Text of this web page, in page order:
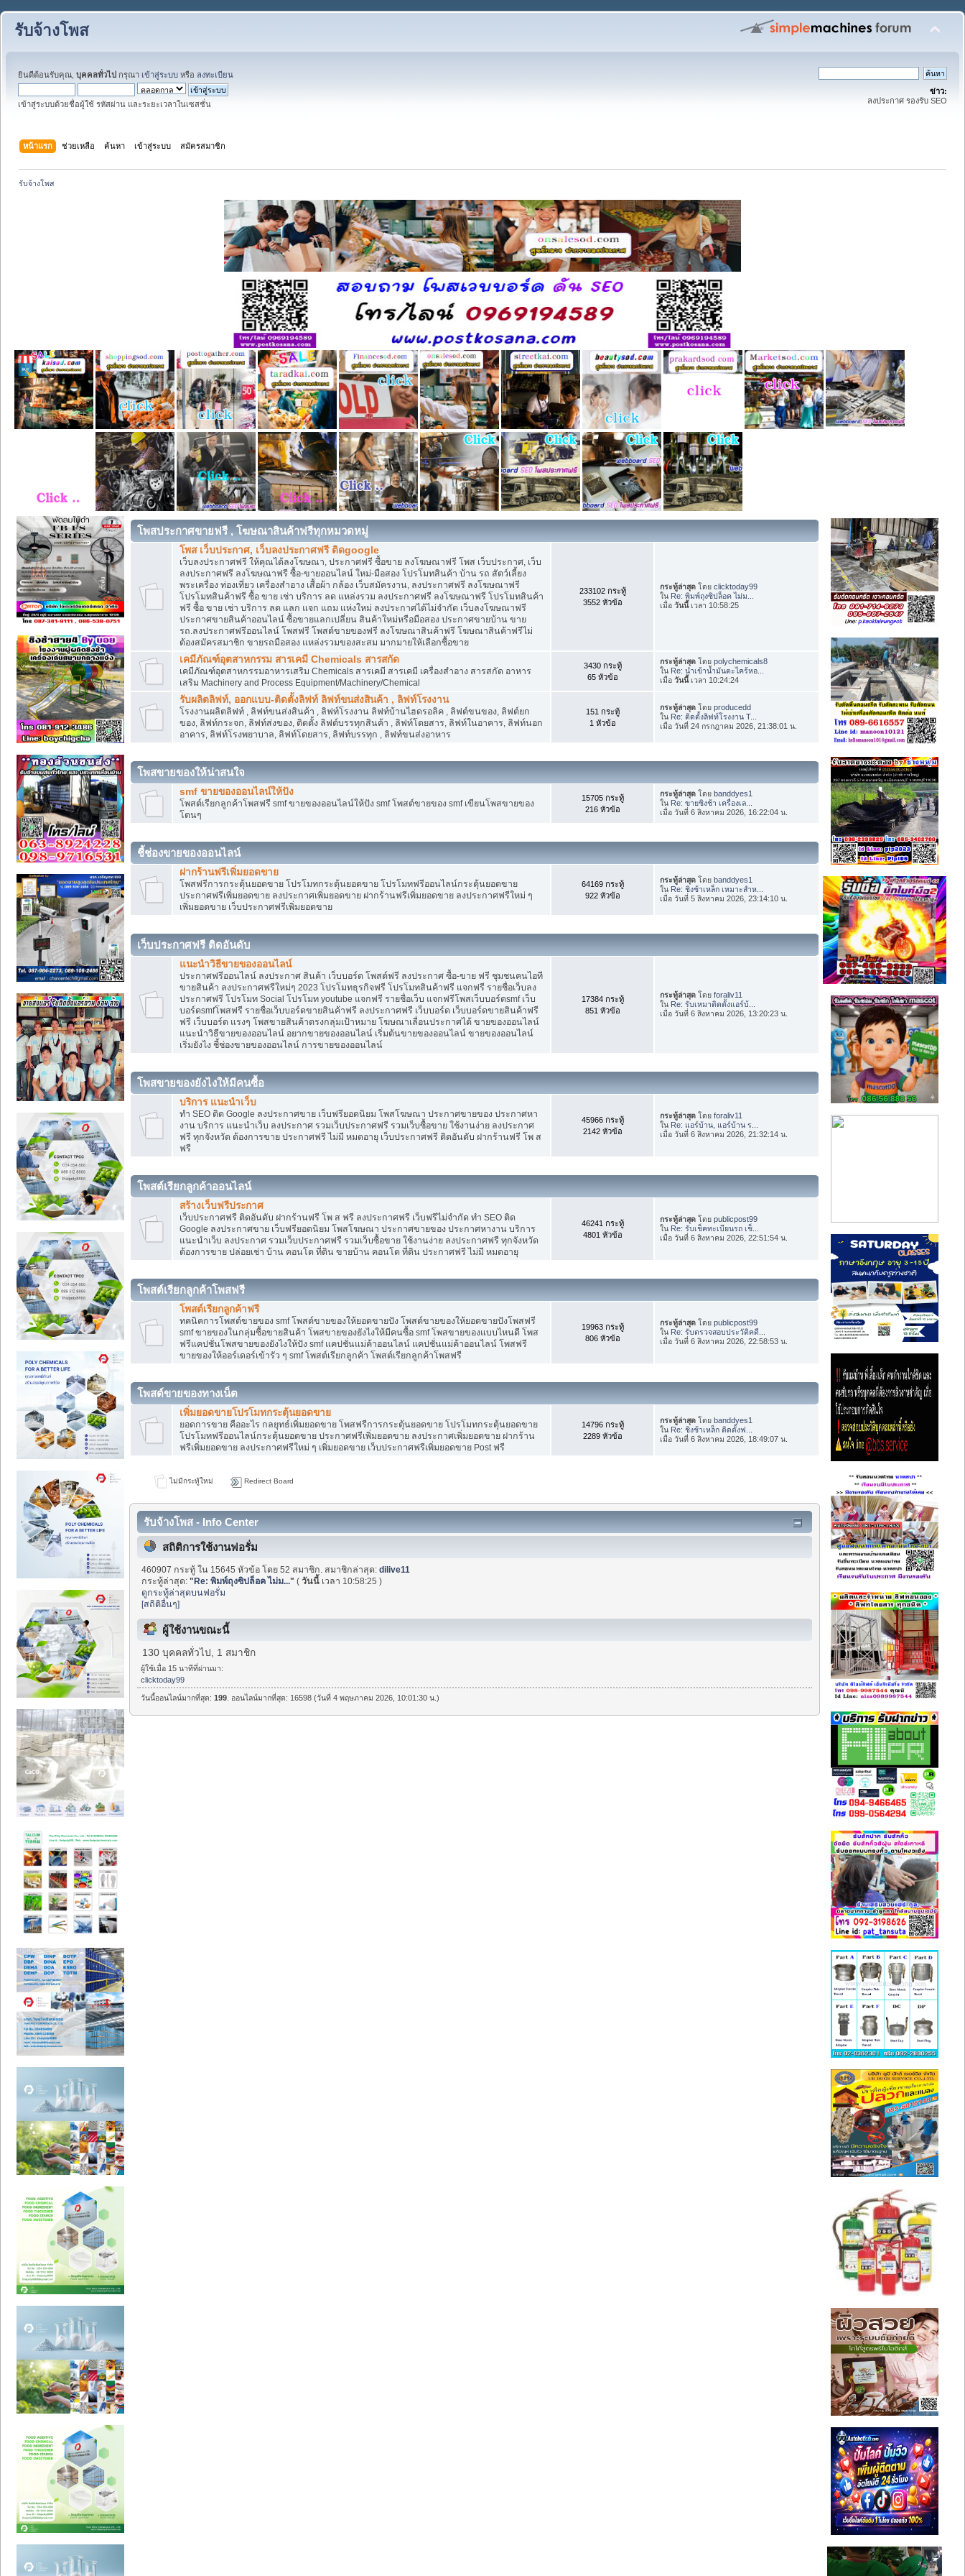
รับจ้างโพส
ยินดีต้อนรับคุณ, บุคคลทั่วไป กรุณา เข้าสู่ระบบ หรือ ลงทะเบียน
เข้าสู่ระบบด้วยชื่อผู้ใช้ รหัสผ่าน และระยะเวลาในเซสชั่น
ข่าว:
ลงประกาศ รองรับ SEO
หน้าแรก ช่วยเหลือ ค้นหา เข้าสู่ระบบ สมัครสมาชิก
รับจ้างโพส
โพสประกาศขายฟรี , โฆษณาสินค้าฟรีทุกหมวดหมู่
โพส เว็บประกาศ, เว็บลงประกาศฟรี ติดgoogle
เว็บลงประกาศฟรี ให้คุณได้ลงโฆษณา, ประกาศฟรี ซื้อขาย ลงโฆษณาฟรี โพส เว็บประกาศ, เว็บ
ลงประกาศฟรี ลงโฆษณาฟรี ซื้อ-ขายออนไลน์ ใหม่-มือสอง โปรโมทสินค้า บ้าน รถ สัตว์เลี้ยง
พระเครื่อง ท่องเที่ยว เครื่องสำอาง เสื้อผ้า กล้อง เว็บสมัครงาน, ลงประกาศฟรี ลงโฆษณาฟรี
โปรโมทสินค้าฟรี ซื้อ ขาย เช่า บริการ ลด แหล่งรวม ลงประกาศฟรี ลงโฆษณาฟรี โปรโมทสินค้า
ฟรี ซื้อ ขาย เช่า บริการ ลด แลก แจก แถม แห่งใหม่ ลงประกาศได้ไม่จำกัด เว็บลงโฆษณาฟรี
ประกาศขายสินค้าออนไลน์ ซื้อขายแลกเปลี่ยน สินค้าใหม่หรือมือสอง ประกาศขายบ้าน ขาย
รถ.ลงประกาศฟรีออนไลน์ โพสฟรี โพสต์ขายของฟรี ลงโฆษณาสินค้าฟรี โฆษณาสินค้าฟรีไม่
ต้องสมัครสมาชิก ขายรถมือสอง แหล่งรวมของสะสม มากมายให้เลือกซื้อขาย
233102 กระทู้
3552 หัวข้อ
กระทู้ล่าสุด โดยclicktoday99
ใน Re: พิมพ์ถุงซิปล็อค ไม่ม...
เมื่อวันนี้เวลา 10:58:25
เคมีภัณฑ์อุตสาหกรรม สารเคมี Chemicals สารสกัด
เคมีภัณฑ์อุตสาหกรรมอาหารเสริม Chemicals สารเคมี สารเคมี เครื่องสำอาง สารสกัด อาหาร
เสริม Machinery and Process Equipment/Machinery/Chemical
3430 กระทู้
65 หัวข้อ
กระทู้ล่าสุด โดยpolychemicals8
ใน Re: นำเข้าน้ำมันตะไคร้หอ...
เมื่อวันนี้เวลา 10:24:24
รับผลิตลิฟท์, ออกแบบ-ติดตั้งลิฟท์ ลิฟท์ขนส่งสินค้า , ลิฟท์โรงงาน
โรงงานผลิตลิฟท์ , ลิฟท์ขนส่งสินค้า , ลิฟท์โรงงาน ลิฟท์บ้านไฮดรอลิค , ลิฟต์ขนของ, ลิฟต์ยก
ของ, ลิฟท์กระจก, ลิฟท์ส่งของ, ติดตั้ง ลิฟต์บรรทุกสินค้า , ลิฟท์โดยสาร, ลิฟท์ในอาคาร, ลิฟท์นอก
อาคาร, ลิฟท์โรงพยาบาล, ลิฟท์โดยสาร, ลิฟท์บรรทุก , ลิฟท์ขนส่งอาหาร
151 กระทู้
1 หัวข้อ
กระทู้ล่าสุด โดยproducedd
ใน Re: ติดตั้งลิฟท์โรงงาน T...
เมื่อ วันที่ 24 กรกฎาคม 2026, 21:38:01 น.
โพสขายของให้น่าสนใจ
smf ขายของออนไลน์ให้ปัง
โพสต์เรียกลูกค้าโพสฟรี smf ขายของออนไลน์ให้ปัง smf โพสต์ขายของ smf เขียนโพสขายของ
โดนๆ
15705 กระทู้
216 หัวข้อ
กระทู้ล่าสุด โดยbanddyes1
ใน Re: ขายชิงช้า เครื่องเล...
เมื่อ วันที่ 6 สิงหาคม 2026, 16:22:04 น.
ชี้ช่องขายของออนไลน์
ฝากร้านฟรีเพิ่มยอดขาย
โพสฟรีการกระตุ้นยอดขาย โปรโมทกระตุ้นยอดขาย โปรโมทฟรีออนไลน์กระตุ้นยอดขาย
ประกาศฟรีเพิ่มยอดขาย ลงประกาศเพิ่มยอดขาย ฝากร้านฟรีเพิ่มยอดขาย ลงประกาศฟรีใหม่ ๆ
เพิ่มยอดขาย เว็บประกาศฟรีเพิ่มยอดขาย
64169 กระทู้
922 หัวข้อ
กระทู้ล่าสุด โดยbanddyes1
ใน Re: ชิงช้าเหล็ก เหมาะสำห...
เมื่อ วันที่ 5 สิงหาคม 2026, 23:14:10 น.
เว็บประกาศฟรี ติดอันดับ
แนะนำวิธีขายของออนไลน์
ประกาศฟรีออนไลน์ ลงประกาศ สินค้า เว็บบอร์ด โพสต์ฟรี ลงประกาศ ซื้อ-ขาย ฟรี ชุมชนคนไอที
ขายสินค้า ลงประกาศฟรีใหม่ๆ 2023 โปรโมทธุรกิจฟรี โปรโมทสินค้าฟรี แจกฟรี รายชื่อเว็บลง
ประกาศฟรี โปรโมท Social โปรโมท youtube แจกฟรี รายชื่อเว็บ แจกฟรีโพสเว็บบอร์ดsmf เว็บ
บอร์ดsmfโพสฟรี รายชื่อเว็บบอร์ดขายสินค้าฟรี ลงประกาศฟรี เว็บบอร์ด เว็บบอร์ดขายสินค้าฟรี
ฟรี เว็บบอร์ด แรงๆ โพสขายสินค้าตรงกลุ่มเป้าหมาย โฆษณาเลื่อนประกาศได้ ขายของออนไลน์
แนะนำวิธีขายของออนไลน์ อยากขายของออนไลน์ เริ่มต้นขายของออนไลน์ ขายของออนไลน์
เริ่มยังไง ชี้ช่องขายของออนไลน์ การขายของออนไลน์
17384 กระทู้
851 หัวข้อ
กระทู้ล่าสุด โดยforaliv11
ใน Re: รับเหมาติดตั้งแอร์บ้...
เมื่อ วันที่ 6 สิงหาคม 2026, 13:20:23 น.
โพสขายของยังไงให้มีคนซื้อ
บริการ แนะนำเว็บ
ทำ SEO ติด Google ลงประกาศขาย เว็บฟรียอดนิยม โพสโฆษณา ประกาศขายของ ประกาศหา
งาน บริการ แนะนำเว็บ ลงประกาศ รวมเว็บประกาศฟรี รวมเว็บซื้อขาย ใช้งานง่าย ลงประกาศ
ฟรี ทุกจังหวัด ต้องการขาย ประกาศฟรี ไม่มี หมดอายุ เว็บประกาศฟรี ติดอันดับ ฝากร้านฟรี โพ ส
ฟรี
45966 กระทู้
2142 หัวข้อ
กระทู้ล่าสุด โดยforaliv11
ใน Re: แอร์บ้าน, แอร์บ้าน ร...
เมื่อ วันที่ 6 สิงหาคม 2026, 21:32:14 น.
โพสต์เรียกลูกค้าออนไลน์
สร้างเว็บฟรีประกาศ
เว็บประกาศฟรี ติดอันดับ ฝากร้านฟรี โพ ส ฟรี ลงประกาศฟรี เว็บฟรีไม่จำกัด ทำ SEO ติด
Google ลงประกาศขาย เว็บฟรียอดนิยม โพสโฆษณา ประกาศขายของ ประกาศหางาน บริการ
แนะนำเว็บ ลงประกาศ รวมเว็บประกาศฟรี รวมเว็บซื้อขาย ใช้งานง่าย ลงประกาศฟรี ทุกจังหวัด
ต้องการขาย ปล่อยเช่า บ้าน คอนโด ที่ดิน ขายบ้าน คอนโด ที่ดิน ประกาศฟรี ไม่มี หมดอายุ
46241 กระทู้
4801 หัวข้อ
กระทู้ล่าสุด โดยpublicpost99
ใน Re: รับเช็คทะเบียนรถ เช็...
เมื่อ วันที่ 6 สิงหาคม 2026, 22:51:54 น.
โพสต์เรียกลูกค้าโพสฟรี
โพสต์เรียกลูกค้าฟรี
ทคนิคการโพสต์ขายของ smf โพสต์ขายของให้ยอดขายปัง โพสต์ขายของให้ยอดขายปังโพสฟรี
smf ขายของในกลุ่มซื้อขายสินค้า โพสขายของยังไงให้มีคนซื้อ smf โพสขายของแบบไหนดี โพส
ฟรีแคปชั่นโพสขายของยังไงให้ปัง smf แคปชั่นแม่ค้าออนไลน์ แคปชั่นแม่ค้าออนไลน์ โพสฟรี
ขายของให้ออร์เดอร์เข้ารัว ๆ smf โพสต์เรียกลูกค้า โพสต์เรียกลูกค้าโพสฟรี
19963 กระทู้
806 หัวข้อ
กระทู้ล่าสุด โดยpublicpost99
ใน Re: รับตรวจสอบประวัติคดี...
เมื่อ วันที่ 6 สิงหาคม 2026, 22:58:53 น.
โพสต์ขายของทางเน็ต
เพิ่มยอดขายโปรโมทกระตุ้นยอดขาย
ยอดการขาย คืออะไร กลยุทธ์เพิ่มยอดขาย โพสฟรีการกระตุ้นยอดขาย โปรโมทกระตุ้นยอดขาย
โปรโมทฟรีออนไลน์กระตุ้นยอดขาย ประกาศฟรีเพิ่มยอดขาย ลงประกาศเพิ่มยอดขาย ฝากร้าน
ฟรีเพิ่มยอดขาย ลงประกาศฟรีใหม่ ๆ เพิ่มยอดขาย เว็บประกาศฟรีเพิ่มยอดขาย Post ฟรี
14796 กระทู้
2289 หัวข้อ
กระทู้ล่าสุด โดยbanddyes1
ใน Re: ชิงช้าเหล็ก ติดตั้งฟ...
เมื่อ วันที่ 6 สิงหาคม 2026, 18:49:07 น.
ไม่มีกระทู้ใหม่ Redirect Board
รับจ้างโพส - Info Center
สถิติการใช้งานฟอรั่ม
460907 กระทู้ ใน 15645 หัวข้อ โดย 52 สมาชิก. สมาชิกล่าสุด:dilive11
กระทู้ล่าสุด:"Re: พิมพ์ถุงซิปล็อค ไม่ม..." (วันนี้ เวลา 10:58:25 )
ดูกระทู้ล่าสุดบนฟอรั่ม
[สถิติอื่นๆ]
ผู้ใช้งานขณะนี้
130 บุคคลทั่วไป, 1 สมาชิก
ผู้ใช้เมื่อ 15 นาทีที่ผ่านมา:
clicktoday99
วันนี้ออนไลน์มากที่สุด:199 . ออนไลน์มากที่สุด: 16598 (วันที่ 4 พฤษภาคม 2026, 10:01:30 น.)